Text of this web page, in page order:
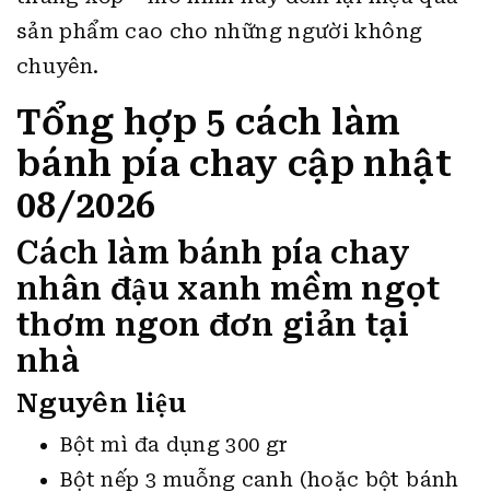
sản phẩm cao cho những người không
chuyên.
Tổng hợp 5 cách làm
bánh pía chay cập nhật
08/2026
Cách làm bánh pía chay
nhân đậu xanh mềm ngọt
thơm ngon đơn giản tại
nhà
Nguyên liệu
Bột mì đa dụng 300 gr
Bột nếp 3 muỗng canh (hoặc bột bánh